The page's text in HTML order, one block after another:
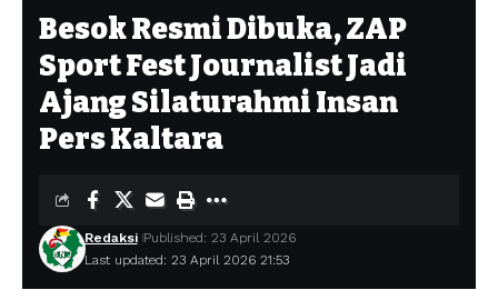
Besok Resmi Dibuka, ZAP
Sport Fest Journalist Jadi
Ajang Silaturahmi Insan
Pers Kaltara
Last updated: 23 April 2026 21:53
Redaksi Published: 23 April 2026